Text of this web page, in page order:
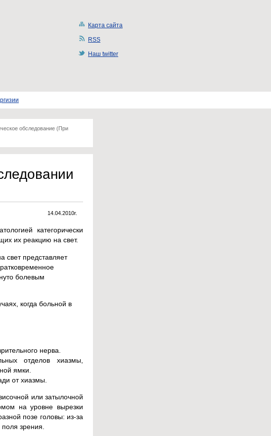
Карта сайта
RSS
Наш twitter
обследование (При
14.04.2010г.
категорически
их реакцию на свет.
свет представляет
болевым
когда больной в
нерва.
отделов хиазмы,
ямки.
от хиазмы.
или затылочной
на уровне вырезки
позе головы: из-за
зрения.